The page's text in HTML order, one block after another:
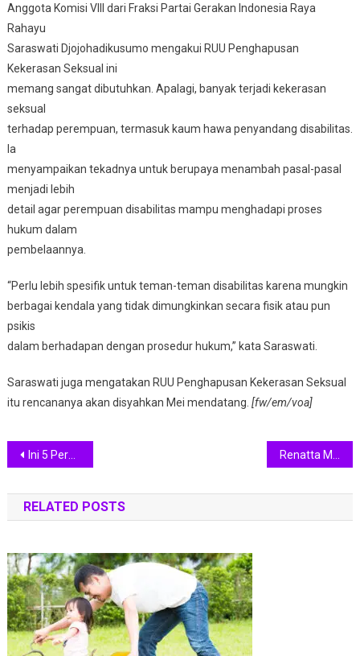
Anggota Komisi VIII dari Fraksi Partai Gerakan Indonesia Raya
Rahayu
Saraswati Djojohadikusumo mengakui RUU Penghapusan
Kekerasan Seksual ini
memang sangat dibutuhkan. Apalagi, banyak terjadi kekerasan
seksual
terhadap perempuan, termasuk kaum hawa penyandang disabilitas.
Ia
menyampaikan tekadnya untuk berupaya menambah pasal-pasal
menjadi lebih
detail agar perempuan disabilitas mampu menghadapi proses
hukum dalam
pembelaannya.
“Perlu lebih spesifik untuk teman-teman disabilitas karena mungkin
berbagai kendala yang tidak dimungkinkan secara fisik atau pun
psikis
dalam berhadapan dengan prosedur hukum,” kata Saraswati.
Saraswati juga mengatakan RUU Penghapusan Kekerasan Seksual
itu rencananya akan disyahkan Mei mendatang. [fw/em/voa]
Navigasi
pos
Ini 5 Perempuan Top Pengelola Startup, Ada yang Sudah Unicorn
RELATED POSTS